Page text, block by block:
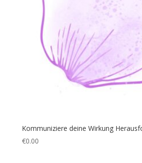
Kommuniziere deine Wirkung
€0.00